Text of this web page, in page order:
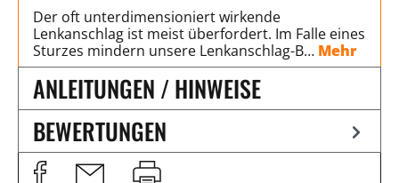
Der oft unterdimensioniert wirkende
Lenkanschlag ist meist überfordert. Im Falle eines
Sturzes mindern unsere Lenkanschlag-B… Mehr
ANLEITUNGEN / HINWEISE
BEWERTUNGEN